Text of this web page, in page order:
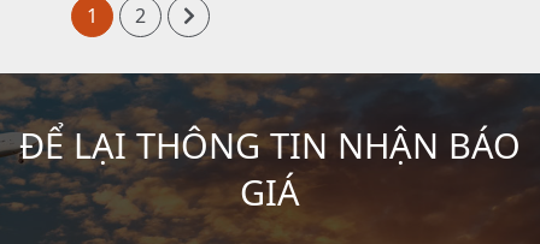
1 2
ĐỂ LẠI THÔNG TIN NHẬN BÁO
GIÁ